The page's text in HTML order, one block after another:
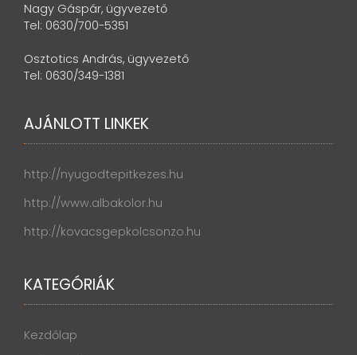
Nagy Gáspár, ügyvezető
Tel: 0630/700-5351
Osztotics András, ügyvezető
Tel: 0630/349-1381
AJÁNLOTT LINKEK
http://nyugodtepitkezes.hu
http://www.albakolor.hu
http://kovacsgepkolcsonzo.hu
KATEGÓRIÁK
Kezdőlap